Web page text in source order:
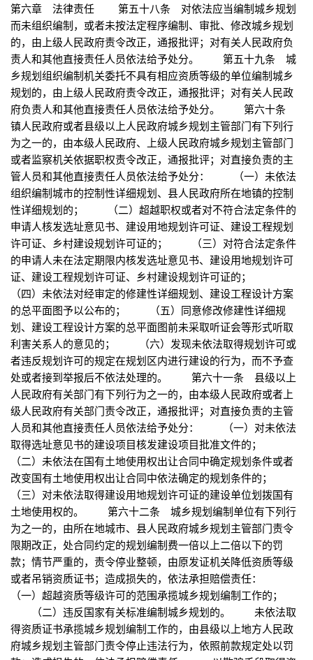
第六章 法律责任 第五十八条 对依法应当编制城乡规划
而未组织编制，或者未按法定程序编制、审批、修改城乡规划
的，由上级人民政府责令改正，通报批评；对有关人民政府负
责人和其他直接责任人员依法给予处分。 第五十九条 城
乡规划组织编制机关委托不具有相应资质等级的单位编制城乡
规划的，由上级人民政府责令改正，通报批评；对有关人民政
府负责人和其他直接责任人员依法给予处分。 第六十条
镇人民政府或者县级以上人民政府城乡规划主管部门有下列行
为之一的，由本级人民政府、上级人民政府城乡规划主管部门
或者监察机关依据职权责令改正，通报批评；对直接负责的主
管人员和其他直接责任人员依法给予处分： （一）未依法
组织编制城市的控制性详细规划、县人民政府所在地镇的控制
性详细规划的； （二）超越职权或者对不符合法定条件的
申请人核发选址意见书、建设用地规划许可证、建设工程规划
许可证、乡村建设规划许可证的； （三）对符合法定条件
的申请人未在法定期限内核发选址意见书、建设用地规划许可
证、建设工程规划许可证、乡村建设规划许可证的；
（四）未依法对经审定的修建性详细规划、建设工程设计方案
的总平面图予以公布的； （五）同意修改修建性详细规
划、建设工程设计方案的总平面图前未采取听证会等形式听取
利害关系人的意见的； （六）发现未依法取得规划许可或
者违反规划许可的规定在规划区内进行建设的行为，而不予查
处或者接到举报后不依法处理的。 第六十一条 县级以上
人民政府有关部门有下列行为之一的，由本级人民政府或者上
级人民政府有关部门责令改正，通报批评；对直接负责的主管
人员和其他直接责任人员依法给予处分： （一）对未依法
取得选址意见书的建设项目核发建设项目批准文件的；
（二）未依法在国有土地使用权出让合同中确定规划条件或者
改变国有土地使用权出让合同中依法确定的规划条件的；
（三）对未依法取得建设用地规划许可证的建设单位划拨国有
土地使用权的。 第六十二条 城乡规划编制单位有下列行
为之一的，由所在地城市、县人民政府城乡规划主管部门责令
限期改正，处合同约定的规划编制费一倍以上二倍以下的罚
款；情节严重的，责令停业整顿，由原发证机关降低资质等级
或者吊销资质证书；造成损失的，依法承担赔偿责任：
（一）超越资质等级许可的范围承揽城乡规划编制工作的；
（二）违反国家有关标准编制城乡规划的。 未依法取
得资质证书承揽城乡规划编制工作的，由县级以上地方人民政
府城乡规划主管部门责令停止违法行为，依照前款规定处以罚